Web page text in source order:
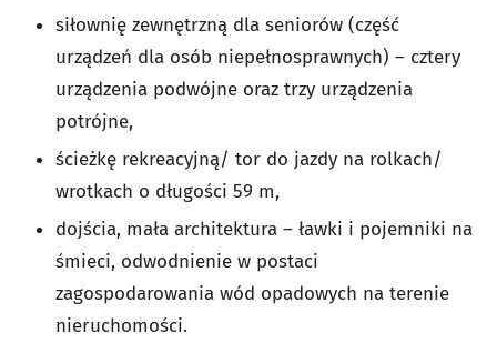
siłownię zewnętrzną dla seniorów (część
urządzeń dla osób niepełnosprawnych) – cztery
urządzenia podwójne oraz trzy urządzenia
potrójne,
ścieżkę rekreacyjną/ tor do jazdy na rolkach/
wrotkach o długości 59 m,
dojścia, mała architektura – ławki i pojemniki na
śmieci, odwodnienie w postaci
zagospodarowania wód opadowych na terenie
nieruchomości.